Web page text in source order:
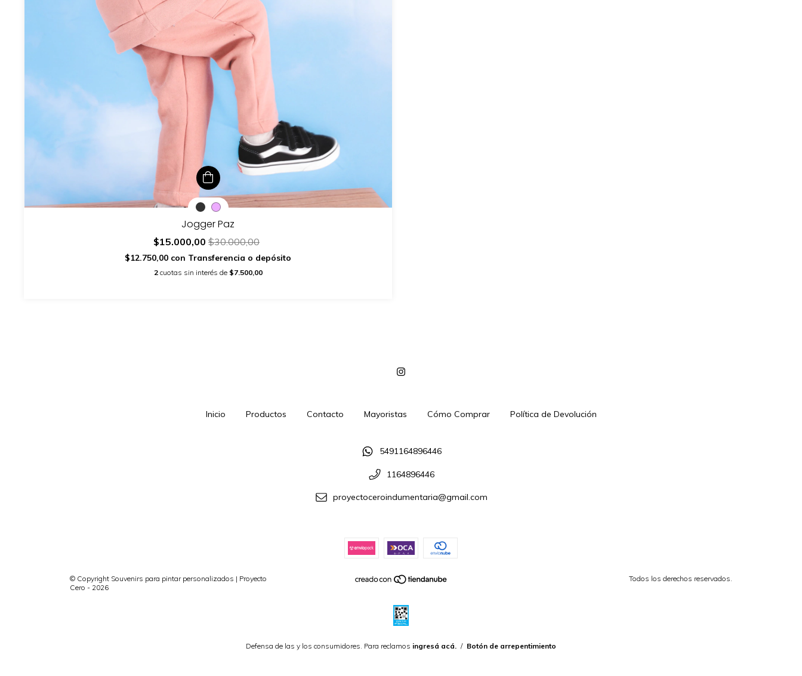
Jogger Paz
$15.000,00 $30.000,00
$12.750,00 con Transferencia o depósito
2 cuotas sin interés de $7.500,00
Inicio Productos Contacto Mayoristas Cómo Comprar Política de Devolución
5491164896446
1164896446
proyectoceroindumentaria@gmail.com
© Copyright Souvenirs para pintar personalizados | Proyecto
Cero - 2026
Todos los derechos reservados.
Defensa de las y los consumidores. Para reclamos ingresá acá. / Botón de arrepentimiento